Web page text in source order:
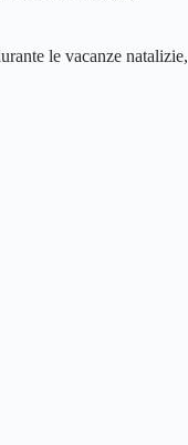
le vacanze natalizie,